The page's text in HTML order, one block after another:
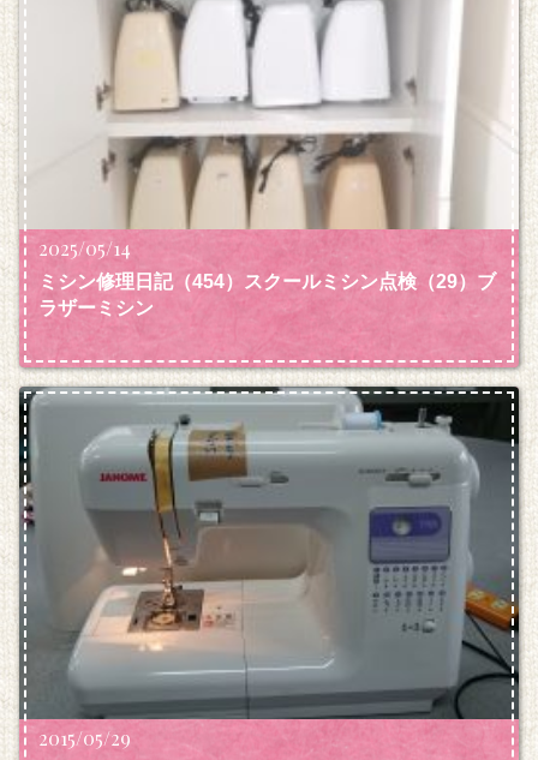
2025/05/14
ミシン修理日記（454）スクールミシン点検（29）ブ
ラザーミシン
2015/05/29